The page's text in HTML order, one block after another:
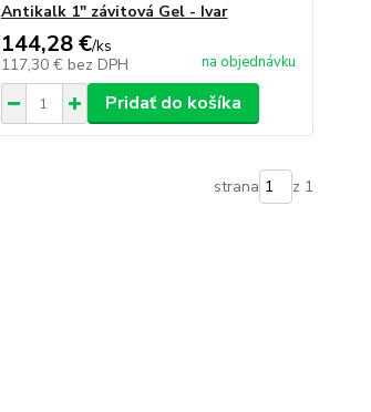
Antikalk 1" závitová Gel - Ivar
144,28 €/ks
117,30 € bez DPH na objednávku
Pridať do košíka
strana z 1